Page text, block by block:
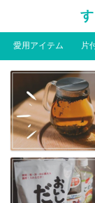
愛用アイテム 片